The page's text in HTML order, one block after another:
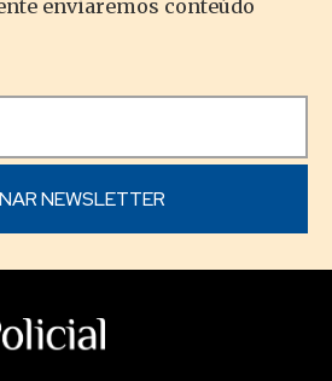
enviaremos conteúdo